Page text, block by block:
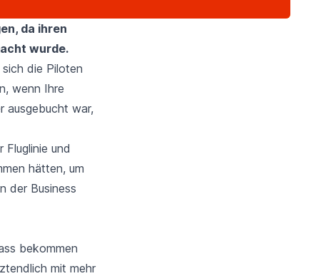
da ihren
wurde.
die Piloten
wenn Ihre
ausgebucht war,
und
hätten, um
der Business
bekommen
mit mehr